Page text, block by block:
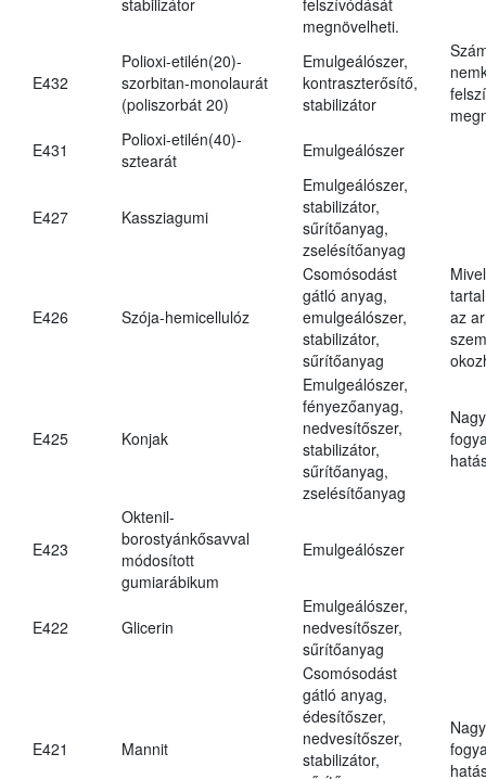
megnövelheti.
E432
Polioxi-etilén(20)-
szorbitan-monolaurát
(poliszorbát 20)
Emulgeálószer,
kontraszterősítő,
stabilizátor
E431
Polioxi-etilén(40)-
sztearát
Emulgeálószer
E427 Kassziagumi
Emulgeálószer,
stabilizátor,
sűrítőanyag,
zselésítőanyag
E426 Szója-hemicellulóz
Csomósodást
gátló anyag,
emulgeálószer,
stabilizátor,
sűrítőanyag
az
E425 Konjak
Emulgeálószer,
fényezőanyag,
nedvesítőszer,
stabilizátor,
sűrítőanyag,
zselésítőanyag
E423
Oktenil-
borostyánkősavval
módosított
gumiarábikum
Emulgeálószer
E422 Glicerin
Emulgeálószer,
nedvesítőszer,
sűrítőanyag
E421 Mannit
Csomósodást
gátló anyag,
édesítőszer,
nedvesítőszer,
stabilizátor,